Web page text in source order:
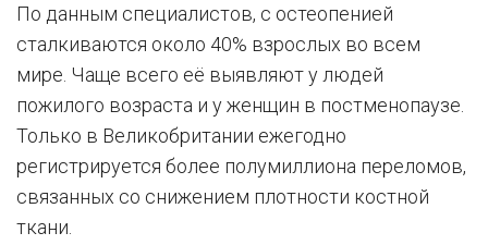
По данным специалистов, с остеопенией
сталкиваются около 40% взрослых во всем
мире. Чаще всего её выявляют у людей
пожилого возраста и у женщин в постменопаузе.
Только в Великобритании ежегодно
регистрируется более полумиллиона переломов,
связанных со снижением плотности костной
ткани.